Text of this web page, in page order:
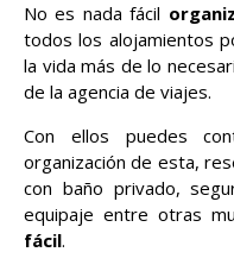
No es nada fácil
todos los alojamientos
la vida más de lo
de la agencia de viajes.
Con ellos puedes
organización de esta,
con baño privado,
equipaje entre otras
fácil.